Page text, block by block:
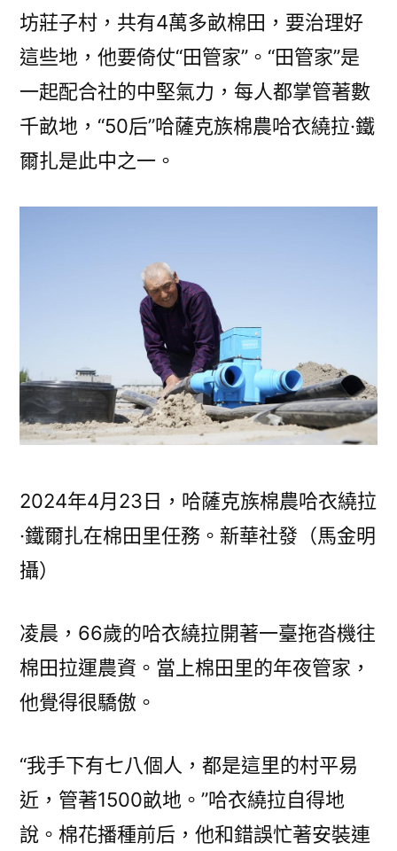
坊莊子村，共有4萬多畝棉田，要治理好
這些地，他要倚仗“田管家”。“田管家”是
一起配合社的中堅氣力，每人都掌管著數
千畝地，“50后”哈薩克族棉農哈衣繞拉·鐵
爾扎是此中之一。
2024年4月23日，哈薩克族棉農哈衣繞拉
·鐵爾扎在棉田里任務。新華社發（馬金明
攝）
凌晨，66歲的哈衣繞拉開著一臺拖沓機往
棉田拉運農資。當上棉田里的年夜管家，
他覺得很驕傲。
“我手下有七八個人，都是這里的村平易
近，管著1500畝地。”哈衣繞拉自得地
說。棉花播種前后，他和錯誤忙著安裝連